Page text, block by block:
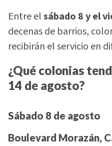
Entre elsábado 8 y el
decenas de barrios,
recibirán el servicio en
¿Qué colonias
14 de agosto?
Sábado 8 de agosto
Boulevard Morazán,